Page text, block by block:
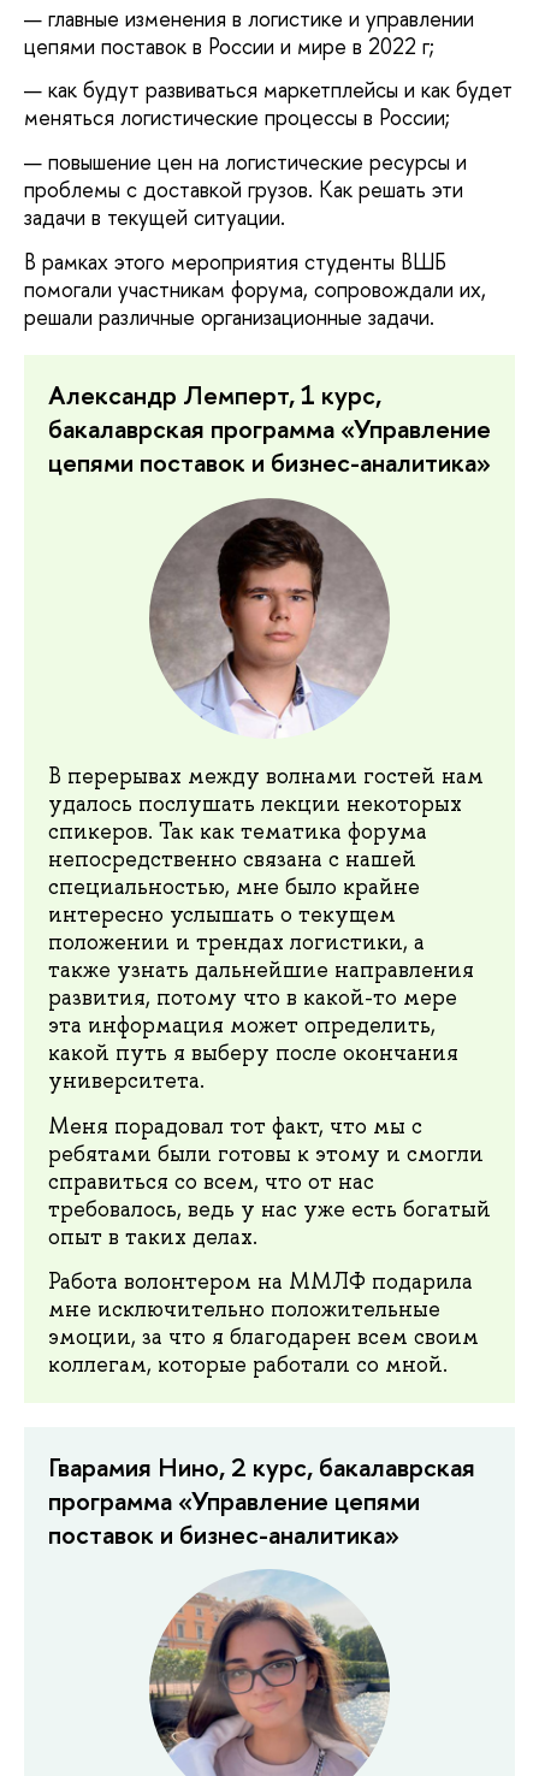
главные изменения в логистике и управлении
цепями поставок в России и мире в 2022 г;
как будут развиваться маркетплейсы и как будет
меняться логистические процессы в России;
повышение цен на логистические ресурсы и
проблемы с доставкой грузов. Как решать эти
задачи в текущей ситуации.
В рамках этого мероприятия студенты ВШБ
помогали участникам форума, сопровождали их,
решали различные организационные задачи.
Александр Лемперт, 1 курс,
бакалаврская программа «Управление
цепями поставок и бизнес-аналитика»
В перерывах между волнами гостей нам
удалось послушать лекции некоторых
спикеров. Так как тематика форума
непосредственно связана с нашей
специальностью, мне было крайне
интересно услышать о текущем
положении и трендах логистики, а
также узнать дальнейшие направления
развития, потому что в какой-то мере
эта информация может определить,
какой путь я выберу после окончания
университета.
Меня порадовал тот факт, что мы с
ребятами были готовы к этому и смогли
справиться со всем, что от нас
требовалось, ведь у нас уже есть богатый
опыт в таких делах.
Работа волонтером на ММЛФ подарила
мне исключительно положительные
эмоции, за что я благодарен всем своим
коллегам, которые работали со мной.
Гварамия Нино, 2 курс, бакалаврская
программа «Управление цепями
поставок и бизнес-аналитика»